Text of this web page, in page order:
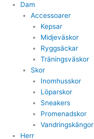
Dam
Accessoarer
Kepsar
Midjeväskor
Ryggsäckar
Träningsväskor
Skor
Inomhusskor
Löparskor
Sneakers
Promenadskor
Vandringskängor
Herr